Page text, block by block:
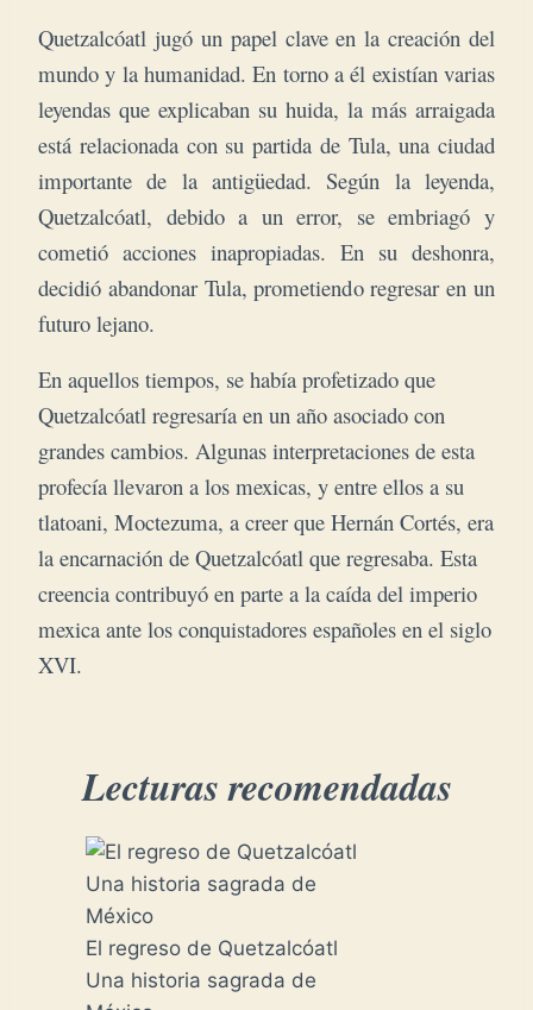
Quetzalcóatl jugó un papel clave en la creación del
mundo y la humanidad. En torno a él existían varias
leyendas que explicaban su huida, la más arraigada
está relacionada con su partida de Tula, una ciudad
importante de la antigüedad. Según la leyenda,
Quetzalcóatl, debido a un error, se embriagó y
cometió acciones inapropiadas. En su deshonra,
decidió abandonar Tula, prometiendo regresar en un
futuro lejano.
En aquellos tiempos, se había profetizado que
Quetzalcóatl regresaría en un año asociado con
grandes cambios. Algunas interpretaciones de esta
profecía llevaron a los mexicas, y entre ellos a su
tlatoani, Moctezuma, a creer que Hernán Cortés, era
la encarnación de Quetzalcóatl que regresaba. Esta
creencia contribuyó en parte a la caída del imperio
mexica ante los conquistadores españoles en el siglo
XVI.
Lecturas recomendadas
El regreso de Quetzalcóatl
Una historia sagrada de